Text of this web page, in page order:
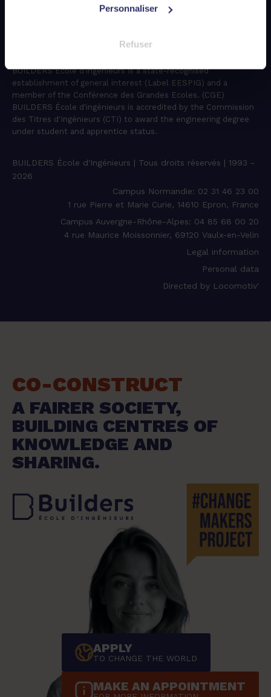
Personnaliser
Refuser
BUILDERS École d'ingénieurs is a state-recognised
establishment of general interest (Label EESPIG) and a
member of the Conférence des Grandes Ecoles. (CGE)
BUILDERS École d'ingénieurs is accredited by the Commission
des Titres d'Ingénieurs (CTI) to award the engineering degree
under student and apprentice status.
BUILDERS École d'Ingénieurs | Tous droits réservés | 1993 -
2026
Campus Normandie: 02 31 46 23 00
1 rue Pierre et Marie Curie, 14610 Epron, France
Campus Auvergne-Rhône-Alpes: 04 85 68 00 20
4 rue Maurice Moissonnier, 69120 Vaulx-en-Velin
Legal information
Personal data
Directed by Locomotiv'
CO-CONSTRUCT
A FAIRER SOCIETY,
BUILDING CENTRES OF
KNOWLEDGE AND
SHARING.
APPLY
TO CHANGE THE WORLD
MAKE AN APPOINTMENT